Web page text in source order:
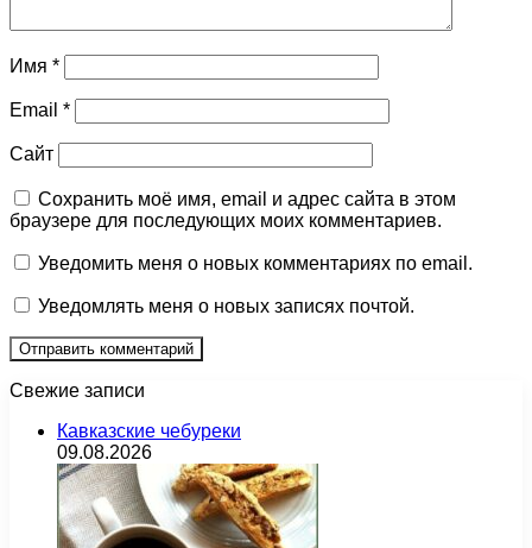
Имя *
Email *
Сайт
Сохранить моё имя, email и адрес сайта в этом
браузере для последующих моих комментариев.
Уведомить меня о новых комментариях по email.
Уведомлять меня о новых записях почтой.
Свежие записи
Кавказские чебуреки
09.08.2026